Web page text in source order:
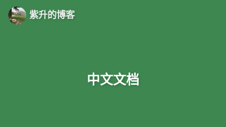
紫升的博客
中文文档